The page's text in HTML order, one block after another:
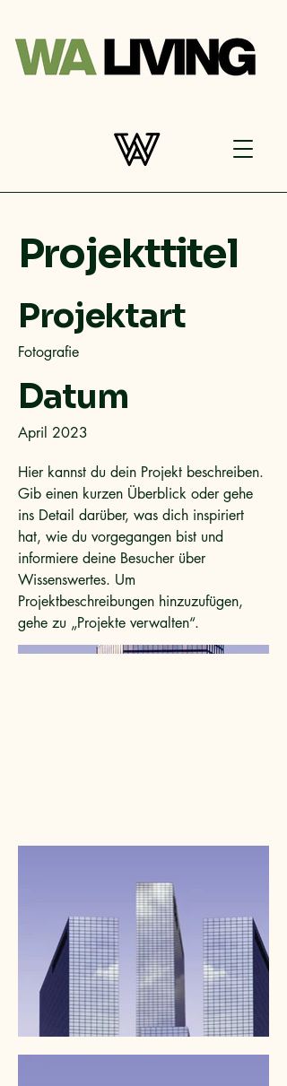
Projekttitel
Projektart
Fotografie
Datum
April 2023
Hier kannst du dein Projekt beschreiben.
Gib einen kurzen Überblick oder gehe
ins Detail darüber, was dich inspiriert
hat, wie du vorgegangen bist und
informiere deine Besucher über
Wissenswertes. Um
Projektbeschreibungen hinzuzufügen,
gehe zu „Projekte verwalten“.